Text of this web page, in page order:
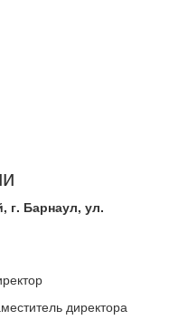
г. Барнаул, ул.
директора